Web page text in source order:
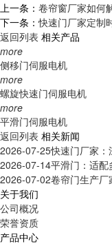
上一条： 卷帘窗厂家如何
下一条：快速门厂家定制
返回列表 相关产品
more
侧移门伺服电机
more
螺旋快速门伺服电机
more
平滑门伺服电机
返回列表 相关新闻
2026-07-25快速门厂家
2026-07-14平滑门：适
2026-07-02卷帘门生产厂
关于我们
公司概况
荣誉资质
产品中心